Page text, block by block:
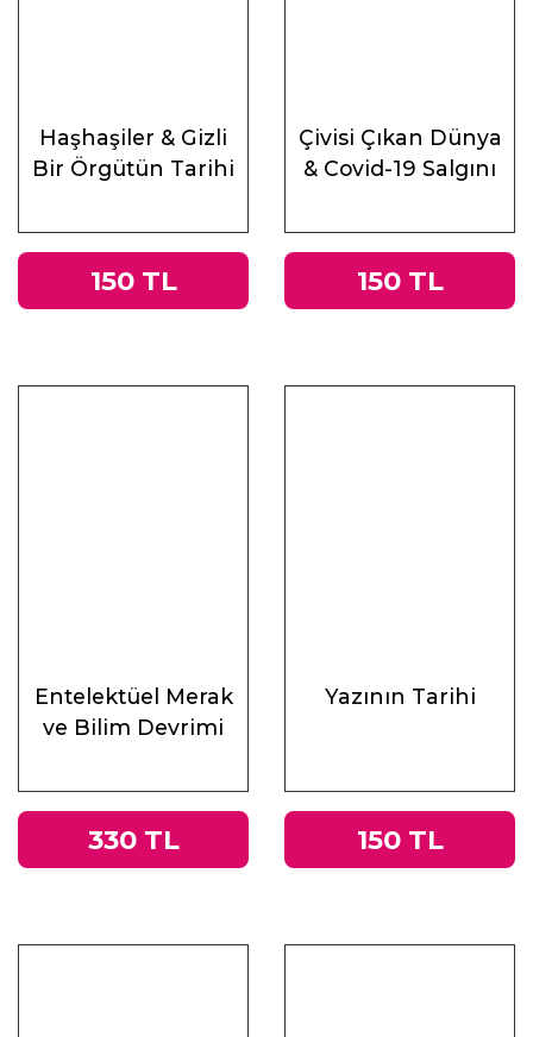
Haşhaşiler & Gizli
Bir Örgütün Tarihi
150 TL
Çivisi Çıkan Dünya
& Covid-19 Salgını
Muhasebeler
150 TL
Entelektüel Merak
ve Bilim Devrimi
330 TL
Yazının Tarihi
150 TL